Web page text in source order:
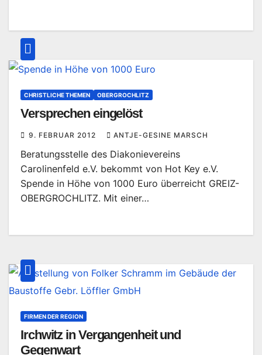
CHRISTLICHE THEMEN OBERGROCHLITZ
Versprechen eingelöst
9. FEBRUAR 2012 ANTJE-GESINE MARSCH
Beratungsstelle des Diakonievereins
Carolinenfeld e.V. bekommt von Hot Key e.V.
Spende in Höhe von 1000 Euro überreicht GREIZ-
OBERGROCHLITZ. Mit einer…
FIRMEN DER REGION
Irchwitz in Vergangenheit und
Gegenwart